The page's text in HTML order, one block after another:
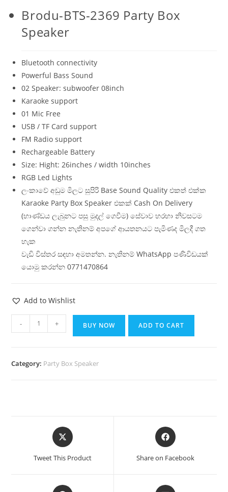
Brodu-BTS-2369 Party Box
Speaker
Bluetooth connectivity
Powerful Bass Sound
02 Speaker: subwoofer 08inch
Karaoke support
01 Mic Free
USB / TF Card support
FM Radio support
Rechargeable Battery
Size: Hight: 26inches / width 10inches
RGB Led Lights
ලංකාවේ අඩුම මිලට සුපිරි Base Sound Quality එකත් එක්ක
Karaoke Party Box Speaker එකක් Cash On Delivery
(භාණ්ඩය ලැබුනට පසු මුදල් ගෙවීම) සේවාව හරහා නිවසටම
ගෙන්වා ගන්න නැතිනම් අපගේ ආයතනයට පැමිණද මිලදී ගත
හැක
වැඩි විස්තර සඳහා අමතන්න. නැතිනම් WhatsApp පණිවිඩයක්
යොමු කරන්න 0771470864
Add to Wishlist
- + BUY NOW ADD TO CART
Category: Party Box Speaker
Tweet This Product Share on Facebook